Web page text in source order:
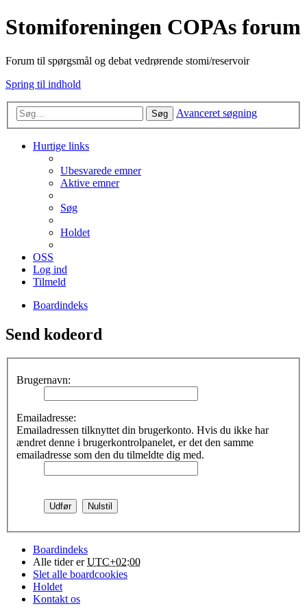
Stomiforeningen COPAs forum
Forum til spørgsmål og debat vedrørende stomi/reservoir
Spring til indhold
Søg Avanceret søgning
Hurtige links
Ubesvarede emner
Aktive emner
Søg
Holdet
OSS
Log ind
Tilmeld
Boardindeks
Send kodeord
Brugernavn:
Emailadresse:
Emailadressen tilknyttet din brugerkonto. Hvis du ikke har
ændret denne i brugerkontrolpanelet, er det den samme
emailadresse som den du tilmeldte dig med.
Boardindeks
Alle tider erUTC+02:00
Slet alle boardcookies
Holdet
Kontakt os